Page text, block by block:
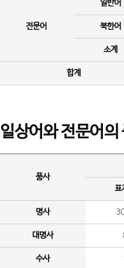
전문어
일반어
북한어
소계
합계
일상어와 전문어의
품사
표
명사
대명사
수사